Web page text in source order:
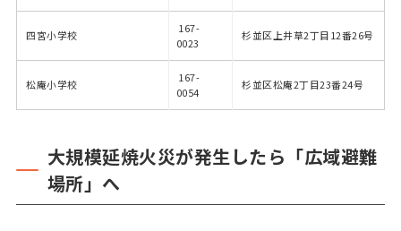
四宮小学校
167-
0023
杉並区上井草2丁目12番26号
松庵小学校
167-
0054
杉並区松庵2丁目23番24号
大規模延焼火災が発生したら「広域避難
場所」へ